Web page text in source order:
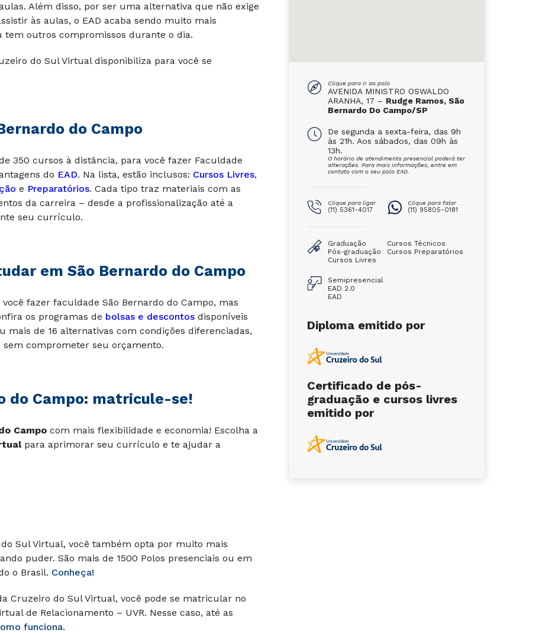
Além disso, por ser uma alternativa que não exige
às aulas, o EAD acaba sendo muito mais
outros compromissos durante o dia.
do Sul Virtual disponibiliza para você se
do Campo
350 cursos à distância, para você fazer Faculdade
do EAD. Na lista, estão inclusos: Cursos Livres,
e Preparatórios. Cada tipo traz materiais com as
da carreira – desde a profissionalização até a
seu currículo.
em São Bernardo do Campo
fazer faculdade São Bernardo do Campo, mas
os programas de bolsas e descontos disponíveis
mais de 16 alternativas com condições diferenciadas,
comprometer seu orçamento.
do Campo: matricule-se!
Campo com mais flexibilidade e economia! Escolha a
para aprimorar seu currículo e te ajudar a
Sul Virtual, você também opta por muito mais
puder. São mais de 1500 Polos presenciais ou em
o Brasil. Conheça!
Cruzeiro do Sul Virtual, você pode se matricular no
de Relacionamento – UVR. Nesse caso, até as
funciona.
Clique para ir ao polo
AVENIDA MINISTRO OSWALDO
ARANHA, 17 – Rudge Ramos, São
Bernardo Do Campo/SP
De segunda a sexta-feira, das 9h
às 21h. Aos sábados, das 09h às
13h.
O horário de atendimento presencial poderá ter
alterações. Para mais informações, entre em
contato com o seu polo EAD.
Clique para ligar
(11) 5361-4017
Clique para falar
(11) 95805-0181
Graduação
Pós-graduação
Cursos Livres
Cursos Técnicos
Cursos Preparatórios
Semipresencial
EAD 2.0
EAD
Diploma emitido por
Certificado de pós-
graduação e cursos livres
emitido por